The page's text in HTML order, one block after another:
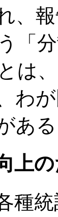
、
「
は
わ
あ
上
種